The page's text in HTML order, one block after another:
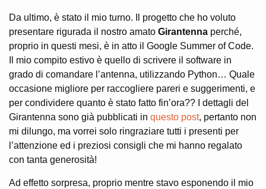
Da ultimo, è stato il mio turno. Il progetto che ho voluto
presentare rigurada il nostro amato Girantenna perché,
proprio in questi mesi, è in atto il Google Summer of Code.
Il mio compito estivo è quello di scrivere il software in
grado di comandare l’antenna, utilizzando Python… Quale
occasione migliore per raccogliere pareri e suggerimenti, e
per condividere quanto è stato fatto fin’ora?? I dettagli del
Girantenna sono già pubblicati in questo post, pertanto non
mi dilungo, ma vorrei solo ringraziare tutti i presenti per
l’attenzione ed i preziosi consigli che mi hanno regalato
con tanta generosità!
Ad effetto sorpresa, proprio mentre stavo esponendo il mio